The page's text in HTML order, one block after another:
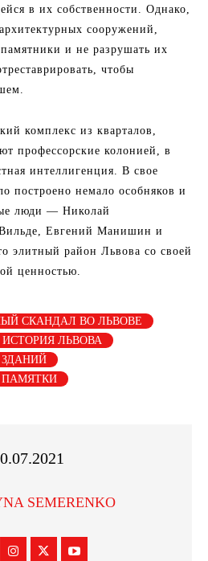
в их собственности. Однако,
сооружений,
и не разрушать их
чтобы
комплекс из кварталов,
профессорские колонией, в
интеллигенция. В свое
построено немало особняков и
люди — Николай
Евгений Манишин и
элитный район Львова со своей
ценностью.
СКАНДАЛ ВО ЛЬВОВЕ
ИСТОРИЯ ЛЬВОВА
ПАМЯТКИ
SEMERENKO